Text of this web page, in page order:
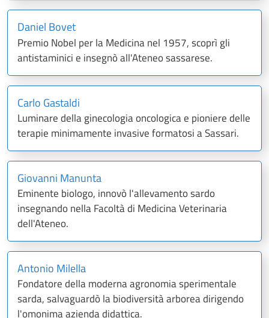
Daniel Bovet
Premio Nobel per la Medicina nel 1957, scoprì gli
antistaminici e insegnò all'Ateneo sassarese.
Carlo Gastaldi
Luminare della ginecologia oncologica e pioniere delle
terapie minimamente invasive formatosi a Sassari.
Giovanni Manunta
Eminente biologo, innovò l'allevamento sardo
insegnando nella Facoltà di Medicina Veterinaria
dell'Ateneo.
Antonio Milella
Fondatore della moderna agronomia sperimentale
sarda, salvaguardò la biodiversità arborea dirigendo
l'omonima azienda didattica.